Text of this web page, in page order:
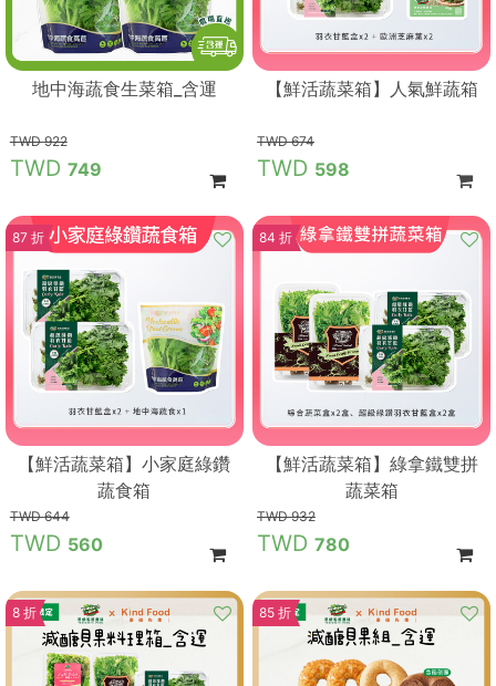
地中海蔬食生菜箱_含運
922
749
【鮮活蔬菜箱】人氣鮮蔬箱
674
598
87 折
【鮮活蔬菜箱】小家庭綠鑽
蔬食箱
644
560
84 折
【鮮活蔬菜箱】綠拿鐵雙拼
蔬菜箱
932
780
8 折 85 折